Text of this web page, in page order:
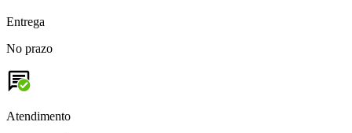
Entrega
No prazo
Atendimento